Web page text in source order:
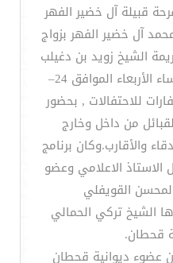
قبيلة آل خضير الفهر
آل خضير الفهر بزواج
الشيخ زويد بن دغيلب
الدلبحي العتيبي , وذلك مساء الأربعاء الموافق 24–
للاحتفالات , بحضور
من داخل وخارج
والأقارب.وكان برنامج
الاعلامي وعضو
القويفلي
الشيخ تركي الحمالي
قحطان.
عضوء ديوانية قحطان